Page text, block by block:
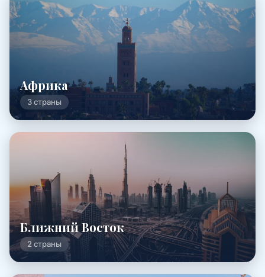
Африка
3 страны
Ближний Восток
2 страны